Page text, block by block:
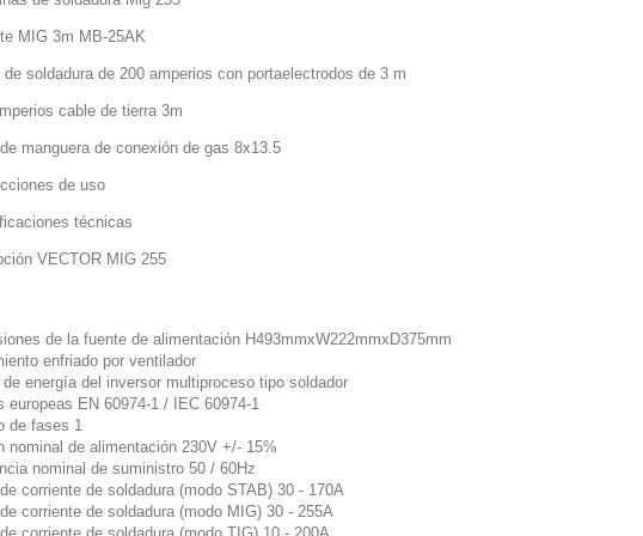
MIG 3m MB-25AK
de soldadura de 200 amperios con portaelectrodos de 3 m
cable de tierra 3m
manguera de conexión de gas 8x13.5
de uso
técnicas
VECTOR MIG 255
de la fuente de alimentación H493mmxW222mmxD375mm
enfriado por ventilador
de energía del inversor multiproceso tipo soldador
europeas EN 60974-1 / IEC 60974-1
de fases 1
nominal de alimentación 230V +/- 15%
nominal de suministro 50 / 60Hz
corriente de soldadura (modo STAB) 30 - 170A
corriente de soldadura (modo MIG) 30 - 255A